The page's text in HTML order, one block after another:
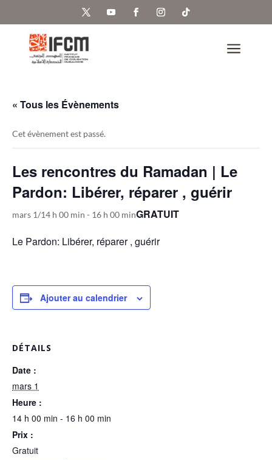
a
« Tous les Évènements
Cet évènement est passé.
Les rencontres du Ramadan | Le
Pardon: Libérer, réparer , guérir
mars 1/14 h 00 min - 16 h 00 minGRATUIT
Le Pardon: Libérer, réparer , guérir
Ajouter au calendrier
DÉTAILS
Date :
mars 1
Heure :
14 h 00 min - 16 h 00 min
Prix :
Gratuit